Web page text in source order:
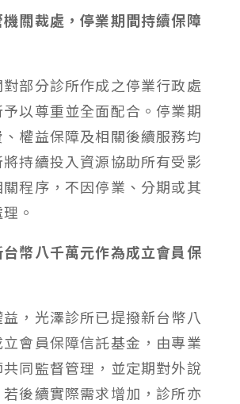
關裁處，停業期間持續保障
部分診所作成之停業行政處
以尊重並全面配合。停業期
權益保障及相關後續服務均
持續投入資源協助所有受影
程序，不因停業、分期或其
。
台幣八千萬元作為成立會員保
，光澤診所已提撥新台幣八
會員保障信託基金，由專業
同監督管理，並定期對外說
後續實際需求增加，診所亦